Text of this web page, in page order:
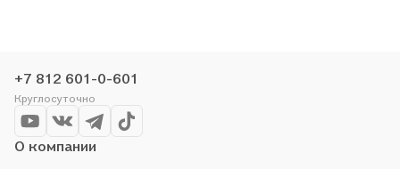
+7 812 601-0-601
Круглосуточно
О компании